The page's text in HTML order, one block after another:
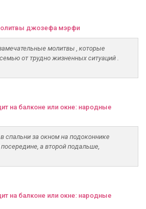
джозефа мэрфи
молитвы , которые
от трудно жизненных ситуаций .
на балконе или окне: народные
спальни за окном на подоконнике
а второй подальше,
на балконе или окне: народные